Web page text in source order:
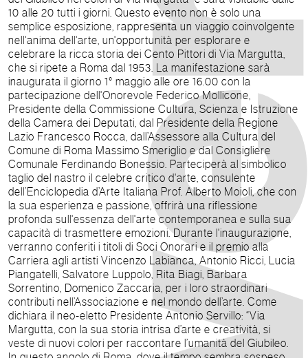
10 alle 20 tutti i giorni. Questo evento non è solo una
semplice esposizione, rappresenta un viaggio coinvolgente
nell'anima dell'arte, un'opportunità per esplorare e
celebrare la ricca storia dei Cento Pittori di Via Margutta,
che si ripete a Roma dal 1953. La manifestazione sarà
inaugurata il giorno 1° maggio alle ore 16.00 con la
partecipazione dell'Onorevole Federico Mollicone,
Presidente della Commissione Cultura, Scienza e Istruzione
della Camera dei Deputati, dal Presidente della Regione
Lazio Francesco Rocca, dall’Assessore alla Cultura del
Comune di Roma Massimo Smeriglio e dal Consigliere
Comunale Ferdinando Bonessio. Parteciperà al simbolico
taglio del nastro il celebre critico d'arte, consulente
dell’Enciclopedia d’Arte Italiana Prof. Alberto Moioli, che con
la sua esperienza e passione, offrirà una riflessione
profonda sull'essenza dell'arte contemporanea e sulla sua
capacità di trasmettere emozioni. Durante l'inaugurazione,
verranno conferiti i titoli di Soci Onorari e il premio alla
Carriera agli artisti Vincenzo Labianca, Antonio Ricci, Lucia
Piangatelli, Salvatore Luppolo, Rita Biagi, Barbara
Sorrentino, Domenico Zaccaria, per i loro straordinari
contributi nell’Associazione e nel mondo dell’arte. Come
dichiara il neo-eletto Presidente Antonio Servillo: “Via
Margutta, con la sua storia intrisa d’arte e creatività, si
veste di nuovi colori per raccontare l’umanità del Giubileo.